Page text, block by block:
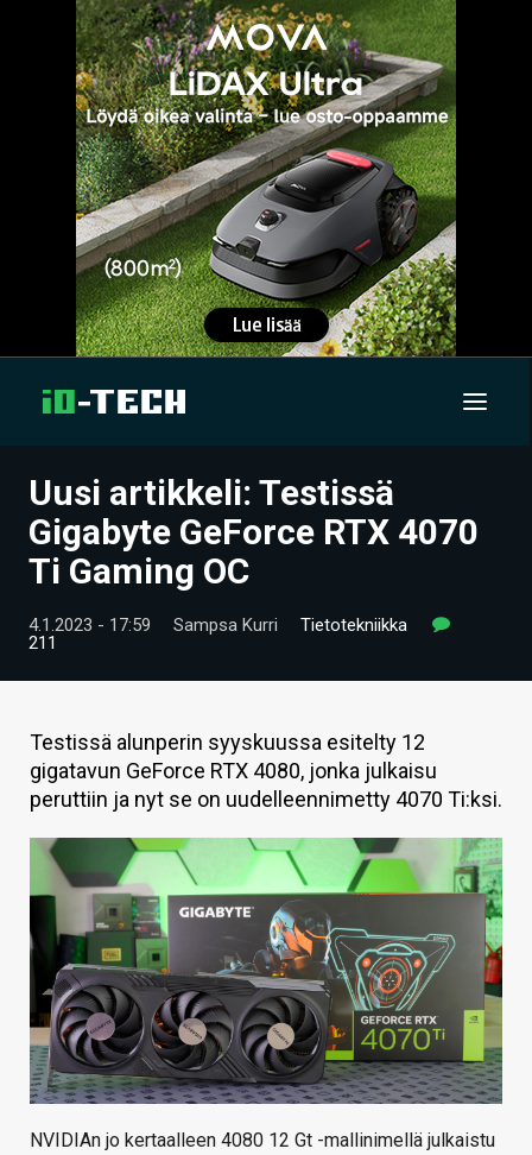
UUTISET
ARTIKKELIT
VIDEOT
HINTA.FI
KAUPPA
VAIHDA TEEMA
HAKU
Uusi artikkeli: Testissä
Gigabyte GeForce RTX 4070
Ti Gaming OC
4.1.2023 - 17:59 Sampsa Kurri
Tietotekniikka
211
Testissä alunperin syyskuussa esitelty 12
gigatavun GeForce RTX 4080, jonka julkaisu
peruttiin ja nyt se on uudelleennimetty 4070 Ti:ksi.
NVIDIAn jo kertaalleen 4080 12 Gt -mallinimellä julkaistu